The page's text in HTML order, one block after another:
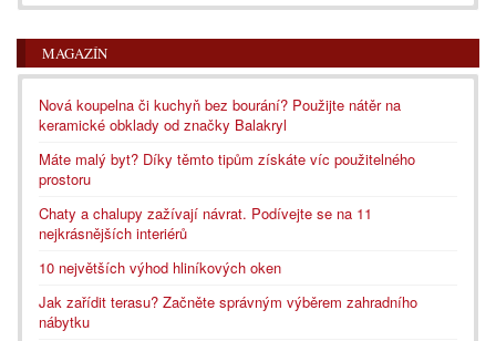
MAGAZÍN
Nová koupelna či kuchyň bez bourání? Použijte nátěr na
keramické obklady od značky Balakryl
Máte malý byt? Díky těmto tipům získáte víc použitelného
prostoru
Chaty a chalupy zažívají návrat. Podívejte se na 11
nejkrásnějších interiérů
10 největších výhod hliníkových oken
Jak zařídit terasu? Začněte správným výběrem zahradního
nábytku